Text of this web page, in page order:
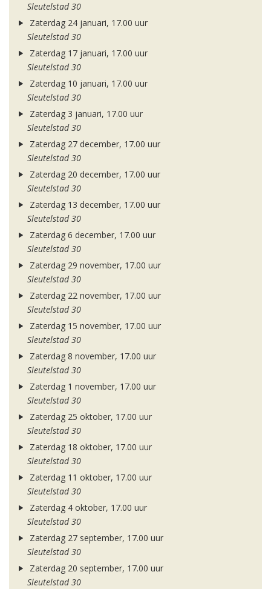
Sleutelstad 30
Zaterdag 24 januari, 17.00 uur
Sleutelstad 30
Zaterdag 17 januari, 17.00 uur
Sleutelstad 30
Zaterdag 10 januari, 17.00 uur
Sleutelstad 30
Zaterdag 3 januari, 17.00 uur
Sleutelstad 30
Zaterdag 27 december, 17.00 uur
Sleutelstad 30
Zaterdag 20 december, 17.00 uur
Sleutelstad 30
Zaterdag 13 december, 17.00 uur
Sleutelstad 30
Zaterdag 6 december, 17.00 uur
Sleutelstad 30
Zaterdag 29 november, 17.00 uur
Sleutelstad 30
Zaterdag 22 november, 17.00 uur
Sleutelstad 30
Zaterdag 15 november, 17.00 uur
Sleutelstad 30
Zaterdag 8 november, 17.00 uur
Sleutelstad 30
Zaterdag 1 november, 17.00 uur
Sleutelstad 30
Zaterdag 25 oktober, 17.00 uur
Sleutelstad 30
Zaterdag 18 oktober, 17.00 uur
Sleutelstad 30
Zaterdag 11 oktober, 17.00 uur
Sleutelstad 30
Zaterdag 4 oktober, 17.00 uur
Sleutelstad 30
Zaterdag 27 september, 17.00 uur
Sleutelstad 30
Zaterdag 20 september, 17.00 uur
Sleutelstad 30